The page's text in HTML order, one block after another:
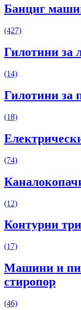
Банциг
(427)
Гилотини за
(14)
Гилотини за
(18)
(74)
(12)
Контурни
(17)
Машини и
стиропор
(46)